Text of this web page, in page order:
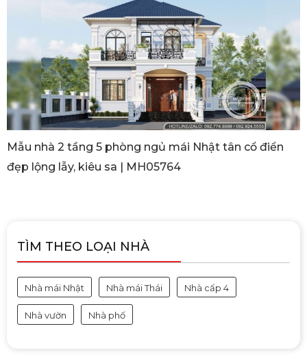
Mẫu nhà 2 tầng 5 phòng ngủ mái Nhật tân cổ điển
đẹp lộng lẫy, kiêu sa | MH05764
TÌM THEO LOẠI NHÀ
Nhà mái Nhật Nhà mái Thái Nhà cấp 4
Nhà vườn Nhà phố